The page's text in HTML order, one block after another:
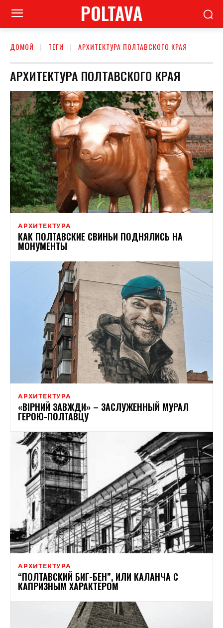
POLTAVA
ДОМОЙ ТЕГИ АРХИТЕКТУРА ПОЛТАВСКОГО КРАЯ
АРХИТЕКТУРА ПОЛТАВСКОГО КРАЯ
АРХИТЕКТУРА
КАК ПОЛТАВСКИЕ СВИНЬИ ПОДНЯЛИСЬ НА
МОНУМЕНТЫ
АРХИТЕКТУРА
«ВІРНИЙ ЗАВЖДИ» – ЗАСЛУЖЕННЫЙ МУРАЛ
ГЕРОЮ-ПОЛТАВЦУ
АРХИТЕКТУРА
“ПОЛТАВСКИЙ БИГ-БЕН”, ИЛИ КАЛАНЧА С
КАПРИЗНЫМ ХАРАКТЕРОМ